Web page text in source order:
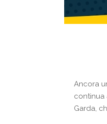
Ancora
continua
Garda,